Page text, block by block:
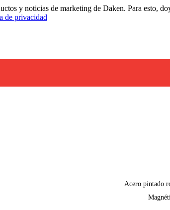
y noticias de marketing de Daken. Para esto,
de privacidad
Acero pintado